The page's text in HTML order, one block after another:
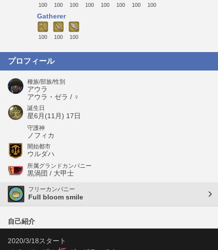
100 100 100 100 100 100 100 100
Gatherer
100 100 100
プロフィール
種族/部族/性別
アウラ
アウラ・ゼラ / ♀
誕生日
星6月(11月) 17日
守護神
ノフィカ
開始都市
ウルダハ
所属グランドカンパニー
黒渦団 / 大甲士
フリーカンパニー
Full bloom smile
自己紹介
2020/3/18スタート